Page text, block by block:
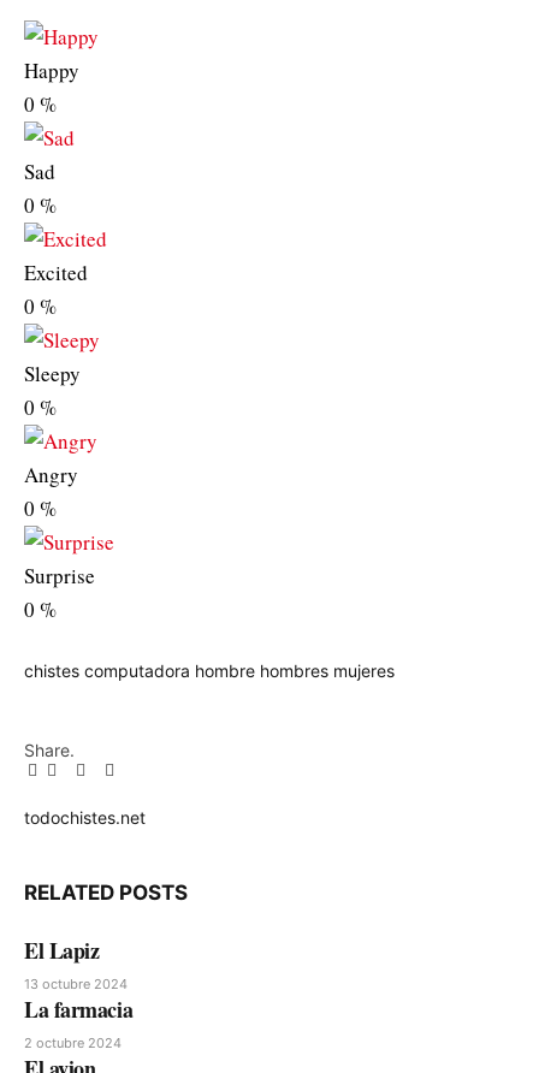
Happy
0 %
Sad
0 %
Excited
0 %
Sleepy
0 %
Angry
0 %
Surprise
0 %
chistes computadora hombre hombres mujeres
Share.
Facebook
TwitterPinterest
LinkedIn
Tumblr
Email
todochistes.net
RELATED POSTS
El Lapiz
13 octubre 2024
La farmacia
2 octubre 2024